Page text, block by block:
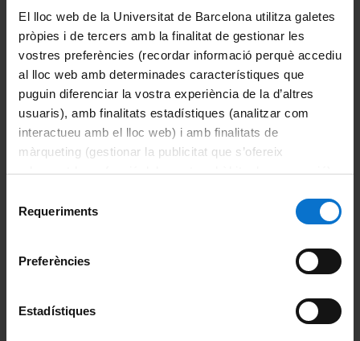
El lloc web de la Universitat de Barcelona utilitza galetes
pròpies i de tercers amb la finalitat de gestionar les
vostres preferències (recordar informació perquè accediu
al lloc web amb determinades característiques que
puguin diferenciar la vostra experiència de la d’altres
usuaris), amb finalitats estadístiques (analitzar com
interactueu amb el lloc web) i amb finalitats de
màrqueting (gestionar la publicitat que s’ofereix
adequant-la en funció dels vostres hàbits de navegació).
consultar laPolítica de galetes del lloc web de la
Requeriments
Preferències
Estadístiques
Información del máster
Información destacada
Calendario académico
Compartir: